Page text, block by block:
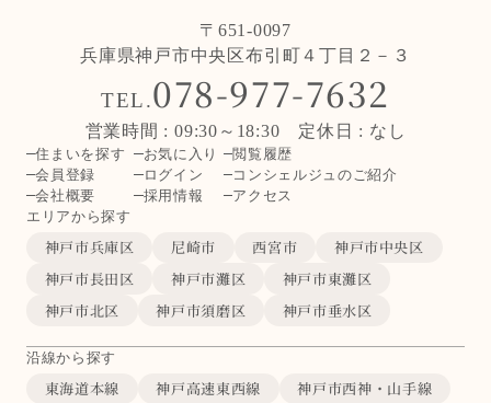
〒651-0097
兵庫県神戸市中央区布引町４丁目２－３
TEL.078-977-7632
営業時間 : 09:30～18:30 定休日 : なし
住まいを探す お気に入り
閲覧履歴
会員登録
ログイン
コンシェルジュのご紹介
会社概要
採用情報
アクセス
エリアから探す
神戸市兵庫区 尼崎市 西宮市
神戸市中央区
神戸市長田区
神戸市灘区
神戸市東灘区
神戸市北区
神戸市須磨区 神戸市垂水区
沿線から探す
東海道本線 神戸高速東西線 神戸市西神・山手線